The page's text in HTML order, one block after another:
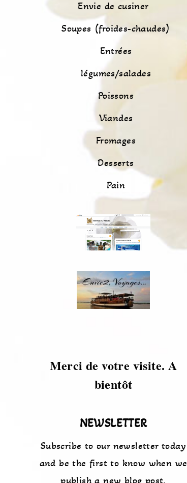
Envie de cusiner
Soupes (froides-chaudes)
Entrées
légumes/salades
Poissons
Viandes
Fromages
Desserts
Pain
Merci de votre visite. A
bientôt
NEWSLETTER
Subscribe to our newsletter today
and be the first to know when we
publish a new blog post.